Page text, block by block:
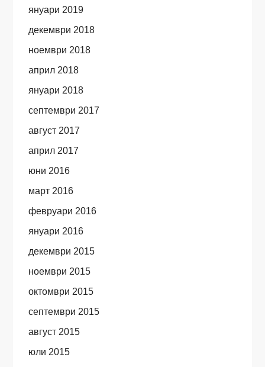
януари 2019
декември 2018
ноември 2018
април 2018
януари 2018
септември 2017
август 2017
април 2017
юни 2016
март 2016
февруари 2016
януари 2016
декември 2015
ноември 2015
октомври 2015
септември 2015
август 2015
юли 2015